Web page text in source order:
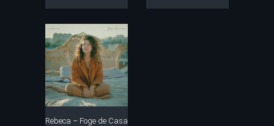
Rebeca – Foge de Casa